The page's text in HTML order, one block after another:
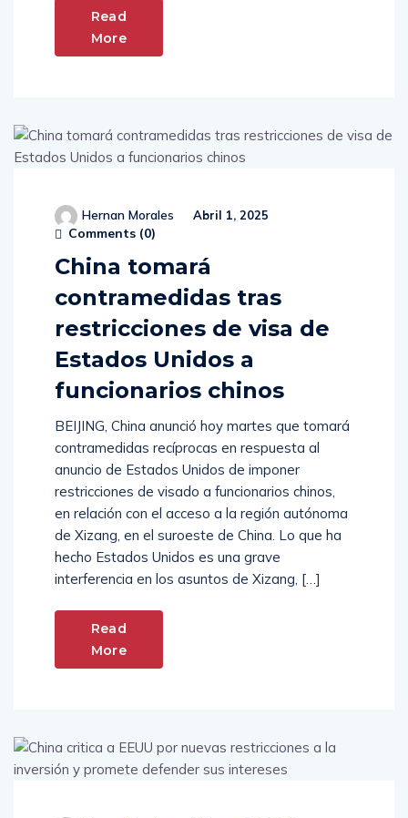
Read
More
Hernan Morales Abril 1, 2025
Comments (0)
China tomará
contramedidas tras
restricciones de visa de
Estados Unidos a
funcionarios chinos
BEIJING, China anunció hoy martes que tomará
contramedidas recíprocas en respuesta al
anuncio de Estados Unidos de imponer
restricciones de visado a funcionarios chinos,
en relación con el acceso a la región autónoma
de Xizang, en el suroeste de China. Lo que ha
hecho Estados Unidos es una grave
interferencia en los asuntos de Xizang, […]
Read
More